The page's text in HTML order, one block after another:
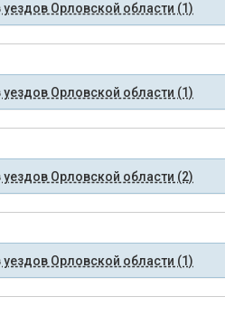
Орловской области (1)
Орловской области (1)
Орловской области (2)
Орловской области (1)